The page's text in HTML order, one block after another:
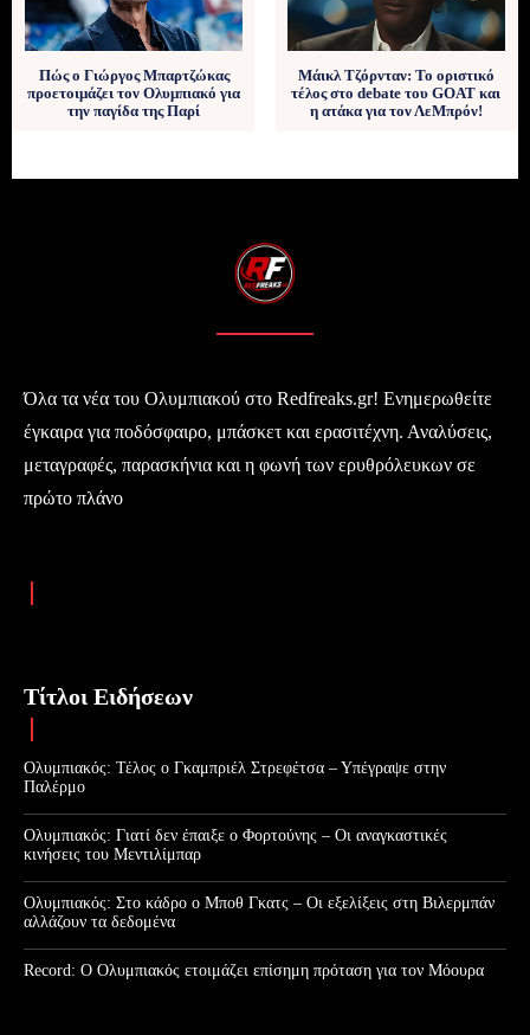
Πώς ο Γιώργος Μπαρτζώκας
προετοιμάζει τον Ολυμπιακό για
την παγίδα της Παρί
Μάικλ Τζόρνταν: Το οριστικό
τέλος στο debate του GOAT και
η ατάκα για τον ΛεΜπρόν!
Όλα τα νέα του Ολυμπιακού στο Redfreaks.gr! Ενημερωθείτε
έγκαιρα για ποδόσφαιρο, μπάσκετ και ερασιτέχνη. Αναλύσεις,
μεταγραφές, παρασκήνια και η φωνή των ερυθρόλευκων σε
πρώτο πλάνο
Τίτλοι Ειδήσεων
Ολυμπιακός: Τέλος ο Γκαμπριέλ Στρεφέτσα – Υπέγραψε στην
Παλέρμο
Ολυμπιακός: Γιατί δεν έπαιξε ο Φορτούνης – Οι αναγκαστικές
κινήσεις του Μεντιλίμπαρ
Ολυμπιακός: Στο κάδρο ο Μποθ Γκατς – Οι εξελίξεις στη Βιλερμπάν
αλλάζουν τα δεδομένα
Record: Ο Ολυμπιακός ετοιμάζει επίσημη πρόταση για τον Μόουρα